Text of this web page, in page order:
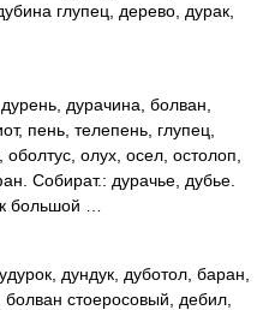
глупец, дерево, дурак,
дурачина, болван,
пень, телепень, глупец,
олух, осел, остолоп,
Собират.: дурачье, дубье.
большой …
дундук, дуботол, баран,
стоеросовый, дебил,